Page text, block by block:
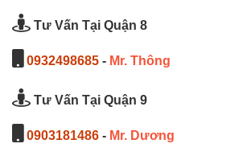
Tư Vấn Tại Quận 8
0932498685 - Mr. Thông
Tư Vấn Tại Quận 9
0903181486 - Mr. Dương